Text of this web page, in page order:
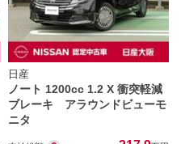
日産
ノート 1200cc 1.2 X 衝突軽減
ブレーキ アラウンドビューモ
ニタ